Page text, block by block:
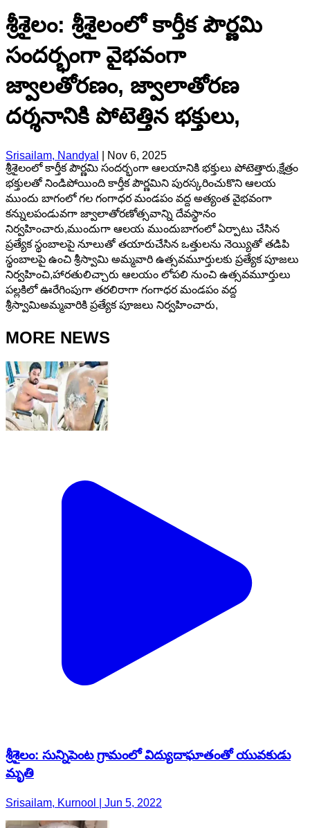
శ్రీశైలం: శ్రీశైలంలో కార్తీక పౌర్ణమి
సందర్భంగా వైభవంగా
జ్వాలతోరణం, జ్వాలాతోరణ
దర్శనానికి పోటెత్తిన భక్తులు,
Srisailam, Nandyal
Nov 6, 2025
శ్రీశైలంలో కార్తీక పౌర్ణమి సందర్భంగా ఆలయానికి భక్తులు పోటెత్తారు,క్షేత్రం
భక్తులతో నిండిపోయింది కార్తీక పౌర్ణమిని పురస్కరించుకొని ఆలయ
ముందు బాగంలో గల గంగాధర మండపం వద్ద అత్యంత వైభవంగా
కన్నులపండువగా జ్వాలాతోరణోత్సవాన్ని దేవస్థానం
నిర్వహించారు,ముందుగా ఆలయ ముందుబాగంలో ఏర్పాటు చేసిన
ప్రత్యేక స్థంబాలపై నూలుతో తయారుచేసిన ఒత్తులను నెయ్యితో తడిపి
స్థంబాలపై ఉంచి శ్రీస్వామి అమ్మవారి ఉత్సవమూర్తులకు ప్రత్యేక పూజలు
నిర్వహించి,హారతులిచ్చారు ఆలయం లోపలి నుంచి ఉత్సవమూర్తులు
పల్లకిలో ఊరేగింపుగా తరలిరాగా గంగాధర మండపం వద్ద
శ్రీస్వామిఅమ్మవారికి ప్రత్యేక పూజలు నిర్వహించారు,
MORE NEWS
శ్రీశైలం: సున్నిపెంట గ్రామంలో విద్యుదాఘాతంతో యువకుడు
మృతి
Srisailam, Kurnool | Jun 5, 2022